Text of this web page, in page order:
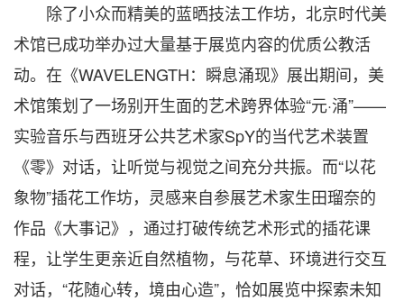
除了小众而精美的蓝晒技法工作坊，北京时代美
术馆已成功举办过大量基于展览内容的优质公教活
动。在《WAVELENGTH：瞬息涌现》展出期间，美
术馆策划了一场别开生面的艺术跨界体验“元·涌”——
实验音乐与西班牙公共艺术家SpY的当代艺术装置
《零》对话，让听觉与视觉之间充分共振。而“以花
象物”插花工作坊，灵感来自参展艺术家生田瑠奈的
作品《大事记》，通过打破传统艺术形式的插花课
程，让学生更亲近自然植物，与花草、环境进行交互
对话，“花随心转，境由心造”，恰如展览中探索未知